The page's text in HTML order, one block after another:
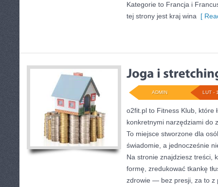
Kategorie to Francja i
tej strony jest kraj wina [
LUT -
ADMIN
o2fit.pl to Fitness Klub, które
konkretnymi narzędziami do
To miejsce stworzone dla
świadomie, a jednocześnie
Na stronie znajdziesz treści,
formę, zredukować tkankę
zdrowie — bez presji, za to z